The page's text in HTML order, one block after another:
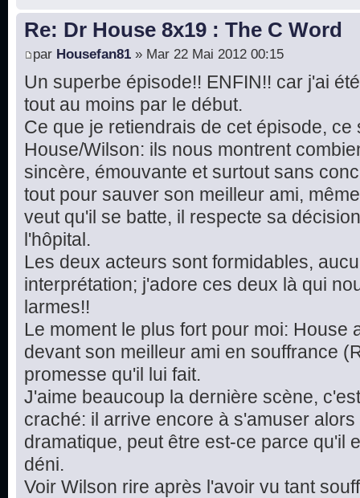
Re: Dr House 8x19 : The C Word
par Housefan81 » Mar 22 Mai 2012 00:15
Un superbe épisode!! ENFIN!! car j'ai
tout au moins par le début.
Ce que je retiendrais de cet épisode, ce
House/Wilson: ils nous montrent
sincère, émouvante et surtout sans
tout pour sauver son meilleur ami,
veut qu'il se batte, il respecte sa
l'hôpital.
Les deux acteurs sont formidables,
interprétation; j'adore ces deux là qui
larmes!!
Le moment le plus fort pour moi: House
devant son meilleur ami en souffrance
promesse qu'il lui fait.
J'aime beaucoup la dernière scène,
craché: il arrive encore à s'amuser
dramatique, peut être est-ce parce qu'il
déni.
Voir Wilson rire après l'avoir vu tant